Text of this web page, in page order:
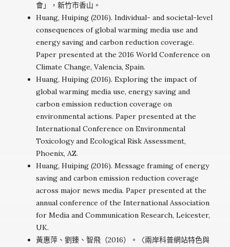
會」，新竹市香山。
Huang, Huiping (2016). Individual- and societal-level
consequences of global warming media use and
energy saving and carbon reduction coverage.
Paper presented at the 2016 World Conference on
Climate Change, Valencia, Spain.
Huang, Huiping (2016). Exploring the impact of
global warming media use, energy saving and
carbon emission reduction coverage on
environmental actions. Paper presented at the
International Conference on Environmental
Toxicology and Ecological Risk Assessment,
Phoenix, AZ.
Huang, Huiping (2016). Message framing of energy
saving and carbon emission reduction coverage
across major news media. Paper presented at the
annual conference of the International Association
for Media and Communication Research, Leicester,
UK.
黃惠萍、劉臻、智飛（2016）。〈兩岸科普網站特色與